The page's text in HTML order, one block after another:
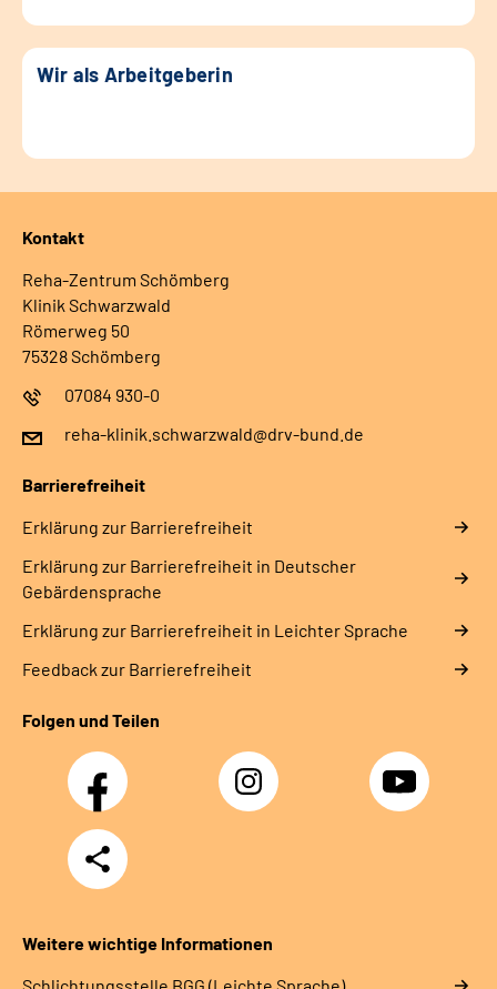
Wir als Arbeitgeberin
Kontakt
Reha-Zentrum Schömberg
Klinik Schwarzwald
Römerweg 50
75328 Schömberg
07084 930-0
reha-klinik.schwarzwald@drv-bund.de
Barrierefreiheit
Erklärung zur Barrierefreiheit
Erklärung zur Barrierefreiheit in Deutscher
Gebärdensprache
Erklärung zur Barrierefreiheit in Leichter Sprache
Feedback zur Barrierefreiheit
Folgen und Teilen
Facebook Instagram YouTube
Teilen
Weitere wichtige Informationen